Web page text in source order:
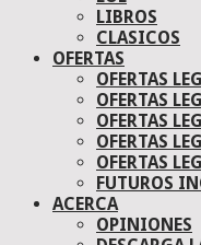
LIBROS
CLASICOS
OFERTAS
OFERTAS
OFERTAS
OFERTAS
OFERTAS
OFERTAS
FUTUROS
ACERCA
OPINIONES